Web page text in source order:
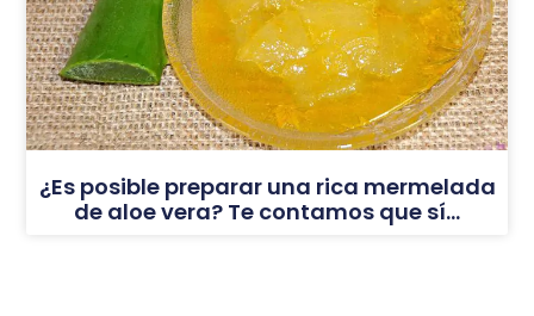
¿Es posible preparar una rica mermelada
de aloe vera? Te contamos que sí…